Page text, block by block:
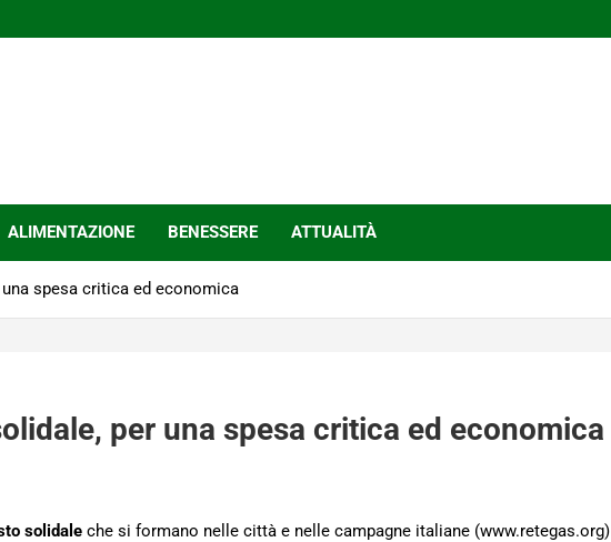
ALIMENTAZIONE BENESSERE ATTUALITÀ
spesa critica ed economica
per una spesa critica ed economica
solidale che si formano nelle città e nelle campagne italiane (www.retegas.org)